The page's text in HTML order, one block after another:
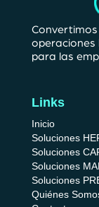
operaciones
para las
Links
Inicio
Soluciones
Soluciones
Soluciones
Soluciones
Quiénes